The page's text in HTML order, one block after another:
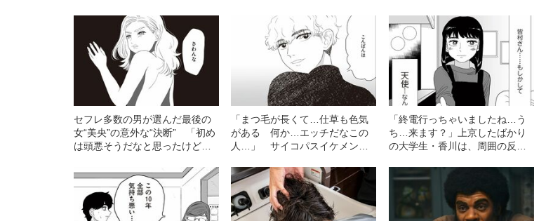
セフレ多数の男が選んだ最後の
女“美央”の意外な“決断” 「初め
は頭悪そうだなと思ったけど、
て」
「まつ毛が長くて…仕草も色気
がある 何か…エッチだなこの
人…」 サイコパスイケメンに
「終電行っちゃいましたね…う
ち…来ます？」上京したばかり
の大学生・香川は、周囲の反対
うが…